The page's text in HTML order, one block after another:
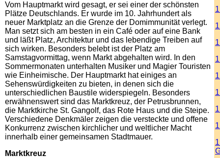
Vom Hauptmarkt wird gesagt, er sei einer der schönsten
Plätze Deutschlands. Er wurde im 10. Jahrhundert als
neuer Marktplatz an die Grenze der Domimmunität verlegt.
Man setzt sich am besten in ein Café oder auf eine Bank
und läßt Platz, Architektur und das lebendige Treiben auf
sich wirken. Besonders belebt ist der Platz am
Samstagvormittag, wenn Markt abgehalten wird. In den
Sommermonaten unterhalten Musiker und Magier Touristen
wie Einheimische. Der Hauptmarkt hat einiges an
Sehenswürdigkeiten zu bieten, in denen sich die
unterschiedlichen Baustile widerspiegeln. Besonders
erwähnenswert sind das Marktkreuz, der Petrusbrunnen,
die Marktkirche St. Gangolf, das Rote Haus und die Steipe.
Verschiedene Denkmäler zeigen die versteckte und offene
Konkurrenz zwischen kirchlicher und weltlicher Macht
innerhalb einer gemeinsamen Stadtmauer.
Marktkreuz